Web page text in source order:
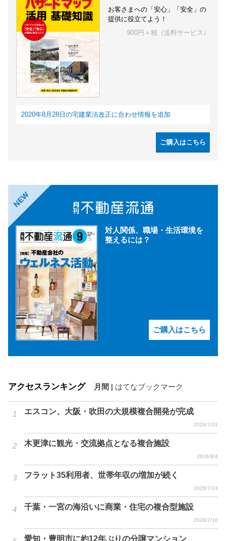
お客さまへの「安心」「安全」の
提供に役立てよう！
900円＋税（送料サービス）
2020年8月28日の宅建業法改正に合わせ情報を追加
ご購入はこちら
NEW
対人関係、職場・生活環境を
整えるには？
ご購入はこちら
アクセスランキング 月間 はてなブックマーク
エスコン、大阪・吹田の大規模複合開発が完成
2026/7/31
木更津に観光・交流拠点となる複合施設
2026/8/4
フラット35利用者、世帯年収の増加が続く
2026/7/24
千葉・一宮の海沿いに商業・住宅の複合型施設
2026/7/16
愛知・豊明市に約12年ぶりの分譲マンション